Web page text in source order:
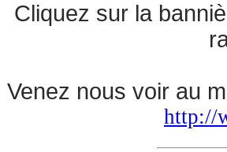
Cliquez sur la
Venez nous voir au
http://